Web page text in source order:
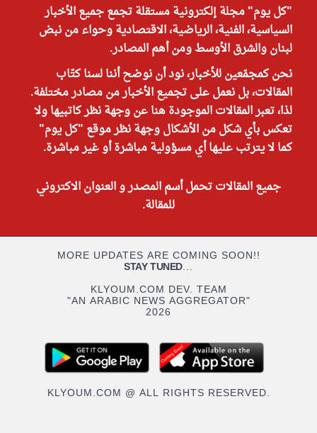
"كل يوم" مجلة إلكترونية مستقلة تجمع جميع الأخبار
السياسية، الفنية، الرياضية، الاقتصادية وحواء من نبض
لبنان والشرق الأوسط ومن أهم المصادر.
نحن كمجمّعين للأخبار، نود أن نوضح أننا لسنا كتّاب
المقالات، بل نعمل على تجميع الأخبار من مصادر مختلفة.
لذا، تعبر المقالات الموجودة هنا عن وجهة نظر كاتبيها ولا
تعكس بأي شكل من الأشكال وجهة نظر موقع "كل يوم"
كما لا يترتب عليها أي مسؤولية مباشرة أو غير مباشرة.
جميع المقالات تحمل أسم المصدر و العنوان الاكتروني
للمقالة.
MORE UPDATES ARE COMING SOON!!
STAY TUNED...
KLYOUM.COM DEV. TEAM
"AN ARABIC NEWS AGGREGATOR"
2026
KLYOUM.COM @ ALL RIGHTS RESERVED.